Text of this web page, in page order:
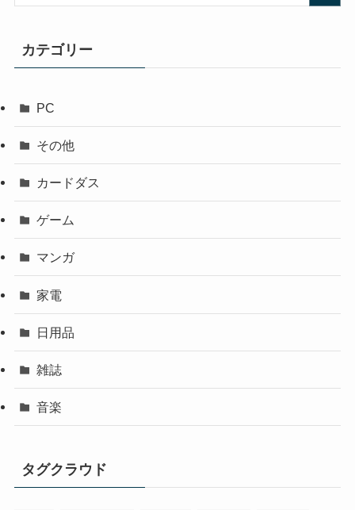
カテゴリー
PC
その他
カードダス
ゲーム
マンガ
家電
日用品
雑誌
音楽
タグクラウド